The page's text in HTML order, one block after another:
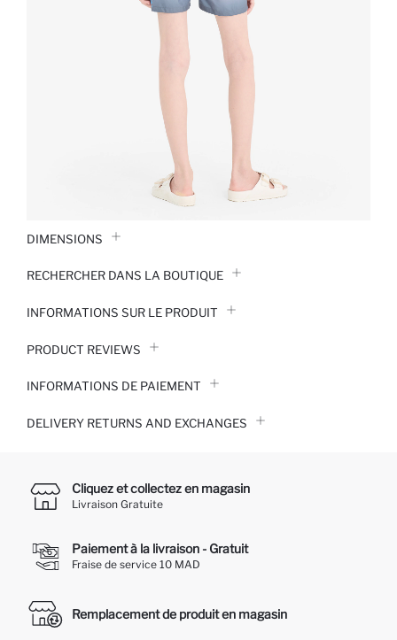
DIMENSIONS
RECHERCHER DANS LA BOUTIQUE
INFORMATIONS SUR LE PRODUIT
PRODUCT REVIEWS
INFORMATIONS DE PAIEMENT
DELIVERY RETURNS AND EXCHANGES
Cliquez et collectez en magasin
Livraison Gratuite
Paiement à la livraison - Gratuit
Fraise de service 10 MAD
Remplacement de produit en magasin